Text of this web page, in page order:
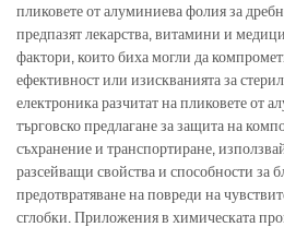
пликовете от алуминиева фолия за
предпазят лекарства, витамини и
фактори, които биха могли да
ефективност или изискванията за
електроника разчитат на пликовете от
търговско предлагане за защита на
съхранение и транспортиране,
разсейващи свойства и способности за
предотвратяване на повреди на
сглобки. Приложения в химическата